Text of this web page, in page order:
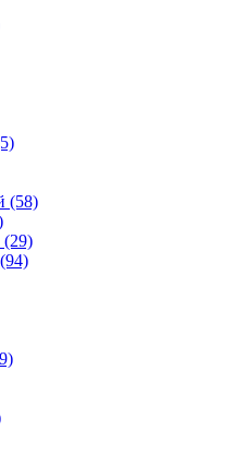
(58)
(29)
(94)